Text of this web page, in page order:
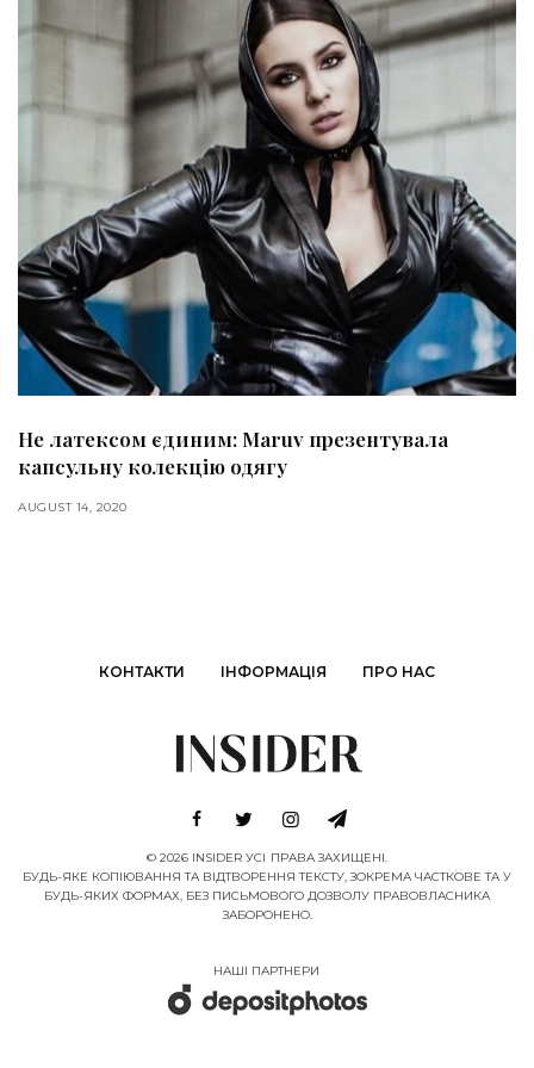
Не латексом єдиним: Maruv презентувала
капсульну колекцію одягу
AUGUST 14, 2020
КОНТАКТИ ІНФОРМАЦІЯ ПРО НАС
© 2026 INSIDER УСІ ПРАВА ЗАХИЩЕНІ.
БУДЬ-ЯКЕ КОПІЮВАННЯ ТА ВІДТВОРЕННЯ ТЕКСТУ, ЗОКРЕМА ЧАСТКОВЕ ТА У
БУДЬ-ЯКИХ ФОРМАХ, БЕЗ ПИСЬМОВОГО ДОЗВОЛУ ПРАВОВЛАСНИКА
ЗАБОРОНЕНО.
НАШІ ПАРТНЕРИ